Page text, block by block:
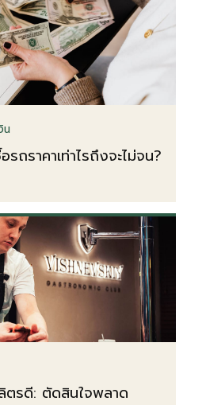
น
ถราคาเท่าไรถึงจะไม่จน?
ตรดี: ตัดสินใจพลาด